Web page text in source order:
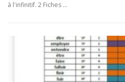
à l'infinitif. 2 Fiches …